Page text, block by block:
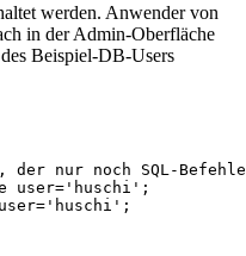
werden. Anwender von
in der Admin-Oberfläche
Beispiel-DB-Users
der nur noch SQL-
user='huschi';